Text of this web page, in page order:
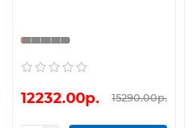
12232.00р. 15290.00р.